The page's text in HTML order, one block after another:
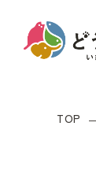
TOP